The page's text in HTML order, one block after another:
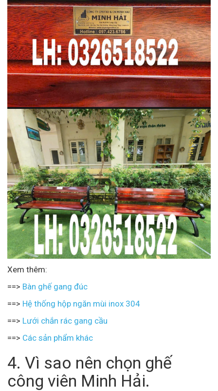
Xem thêm:
==> Bàn ghế gang đúc
==> Hệ thống hộp ngăn mùi inox 304
==> Lưới chắn rác gang cầu
==> Các sản phẩm khác
4. Vì sao nên chọn ghế
công viên Minh Hải.